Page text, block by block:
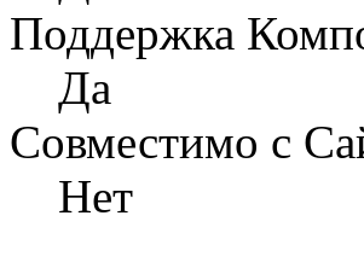
Поддержка
Да
Совместимо с
Нет